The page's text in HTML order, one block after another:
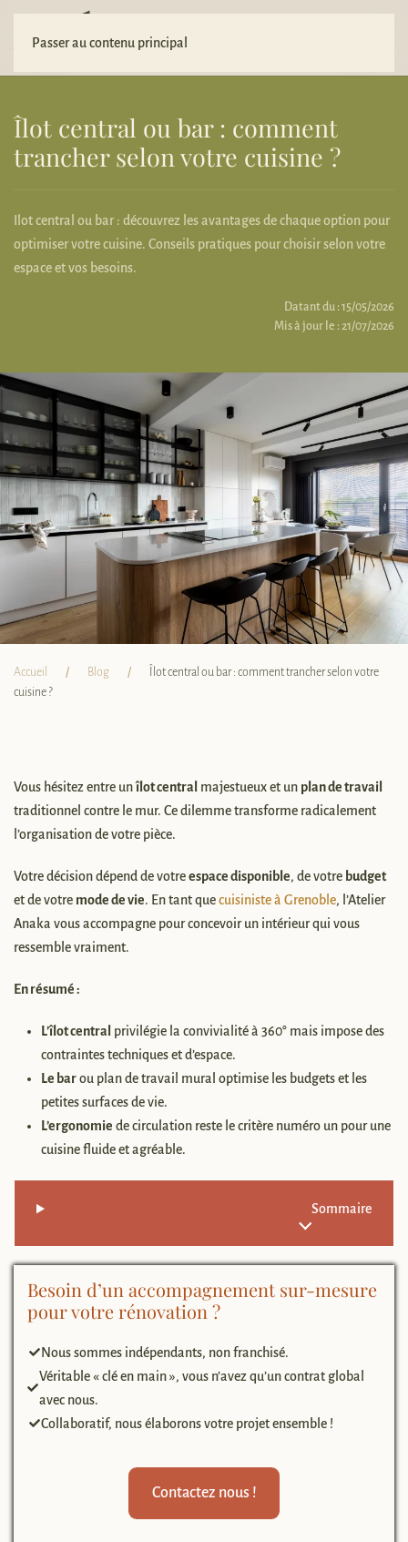
Passer au contenu principal
Îlot central ou bar : comment
trancher selon votre cuisine ?
Ilot central ou bar : découvrez les avantages de chaque option pour
optimiser votre cuisine. Conseils pratiques pour choisir selon votre
espace et vos besoins.
Datant du : 15/05/2026
Mis à jour le : 21/07/2026
Accueil Blog
Îlot central ou bar : comment trancher selon votre
cuisine ?
Vous hésitez entre unîlot central majestueux et un plan de travail
traditionnel contre le mur. Ce dilemme transforme radicalement
l’organisation de votre pièce.
Votre décision dépend de votreespace disponible, de votre budget
et de votre mode de vie. En tant quecuisiniste à Grenoble, l’Atelier
Anaka vous accompagne pour concevoir un intérieur qui vous
ressemble vraiment.
En résumé :
L’îlot central privilégie la convivialité à 360° mais impose des
contraintes techniques et d’espace.
Le barou plan de travail mural optimise les budgets et les
petites surfaces de vie.
L’ergonomie de circulation reste le critère numéro un pour une
cuisine fluide et agréable.
Sommaire
Besoin d’un accompagnement sur-mesure
pour votre rénovation ?
Nous sommes indépendants, non franchisé.
Véritable « clé en main », vous n’avez qu’un contrat global
avec nous.
Collaboratif, nous élaborons votre projet ensemble !
Contactez nous !